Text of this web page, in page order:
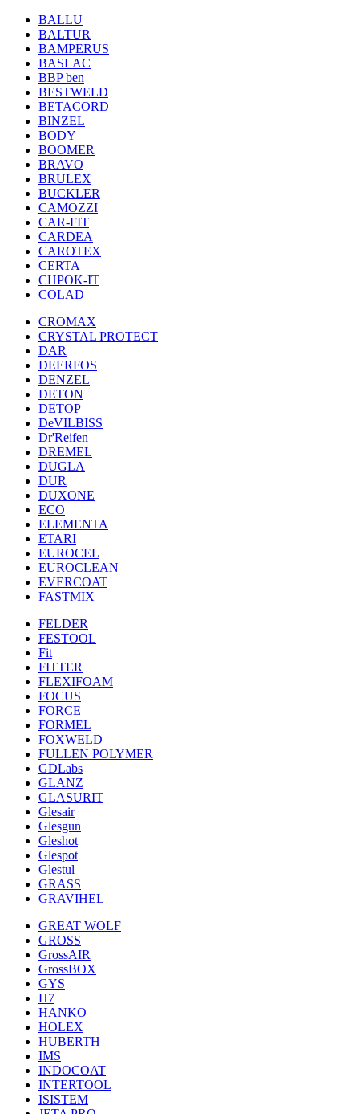
BALLU
BALTUR
BAMPERUS
BASLAC
BBP ben
BESTWELD
BETACORD
BINZEL
BODY
BOOMER
BRAVO
BRULEX
BUCKLER
CAMOZZI
CAR-FIT
CARDEA
CAROTEX
CERTA
CHPOK-IT
COLAD
CROMAX
CRYSTAL PROTECT
DAR
DEERFOS
DENZEL
DETON
DETOP
DeVILBISS
Dr'Reifen
DREMEL
DUGLA
DUR
DUXONE
ECO
ELEMENTA
ETARI
EUROCEL
EUROCLEAN
EVERCOAT
FASTMIX
FELDER
FESTOOL
Fit
FITTER
FLEXIFOAM
FOCUS
FORCE
FORMEL
FOXWELD
FULLEN POLYMER
GDLabs
GLANZ
GLASURIT
Glesair
Glesgun
Gleshot
Glespot
Glestul
GRASS
GRAVIHEL
GREAT WOLF
GROSS
GrossAIR
GrossBOX
GYS
H7
HANKO
HOLEX
HUBERTH
IMS
INDOCOAT
INTERTOOL
ISISTEM